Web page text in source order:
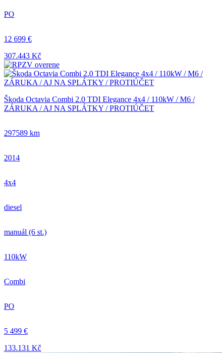
PO
12 699 €
307.443 Kč
Škoda Octavia Combi 2.0 TDI Elegance 4x4 / 110kW / M6 /
ZÁRUKA / AJ NA SPLÁTKY / PROTIÚČET
297589 km
2014
4x4
diesel
manuál (6 st.)
110kW
Combi
PO
5 499 €
133.131 Kč